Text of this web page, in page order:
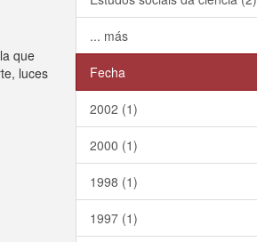
que
luces
... más
Fecha
2002 (1)
2000 (1)
1998 (1)
1997 (1)